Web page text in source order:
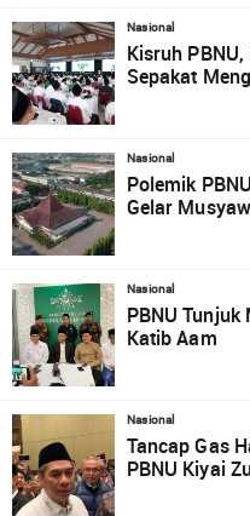
Nasional
Kisruh
Sepakat
Nasional
Polemik
Gelar
Nasional
PBNU
Katib Aam
Nasional
Tancap Gas
PBNU Kiyai